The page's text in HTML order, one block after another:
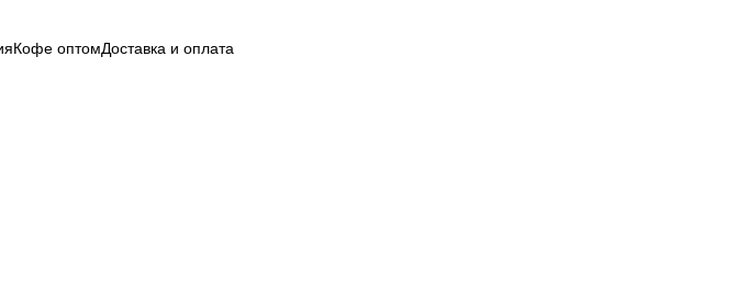
Кофе оптомДоставка и оплата